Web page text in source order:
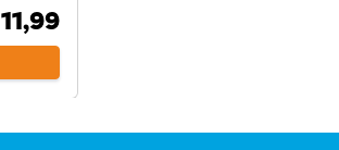
11,99